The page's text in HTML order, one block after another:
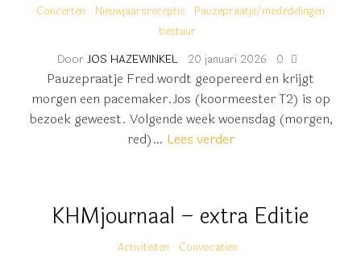
Concerten
Nieuwjaarsreceptie
Pauzepraatje/mededelingen
bestuur
Door JOS HAZEWINKEL 20 januari 2026 0
Pauzepraatje Fred wordt geopereerd en krijgt
morgen een pacemaker.Jos (koormeester T2) is op
bezoek geweest. Volgende week woensdag (morgen,
red)… Lees verder
KHMjournaal – extra Editie
Activiteiten Convocaties